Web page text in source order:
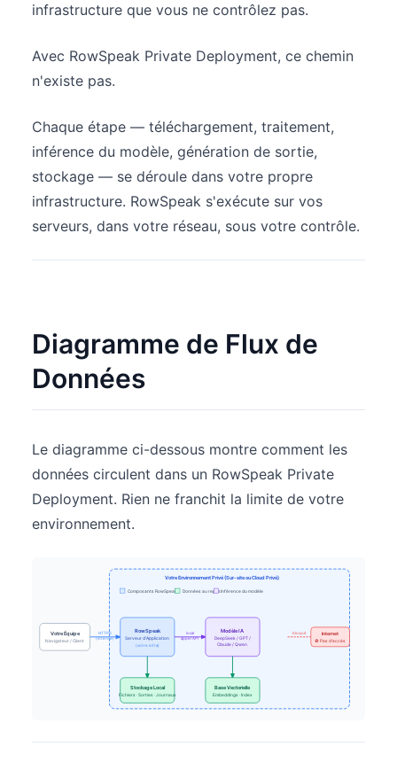
infrastructure que vous ne contrôlez pas.
Avec RowSpeak Private Deployment, ce chemin
n'existe pas.
Chaque étape — téléchargement, traitement,
inférence du modèle, génération de sortie,
stockage — se déroule dans votre propre
infrastructure. RowSpeak s'exécute sur vos
serveurs, dans votre réseau, sous votre contrôle.
Diagramme de Flux de
Données
Le diagramme ci-dessous montre comment les
données circulent dans un RowSpeak Private
Deployment. Rien ne franchit la limite de votre
environnement.
Votre Environnement Privé (Sur-site ou Cloud Privé)
Votre Équipe
Navigateur / Client
HTTPS
(interne)
RowSpeak
Serveur d'Application
(votre infra)
local
appel API
Modèle IA
DeepSeek / GPT /
Claude / Qwen
Stockage Local
Fichiers · Sorties · Journaux
Base Vectorielle
Embeddings · Index
bloqué
Internet
🚫 Pas d'accès
Composants RowSpeak Données au repos Inférence du modèle